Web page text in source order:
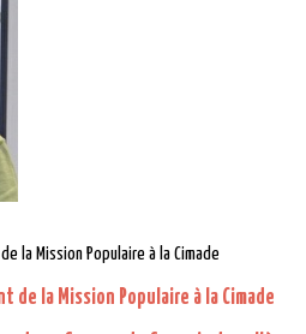
la Mission Populaire à la Cimade